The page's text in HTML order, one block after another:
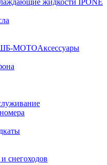
Аксессуары
снегоходов